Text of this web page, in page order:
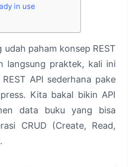
in use
udah paham konsep REST
langsung praktek, kali ini
API sederhana pake
Kita bakal bikin API
data buku yang bisa
CRUD (Create, Read,